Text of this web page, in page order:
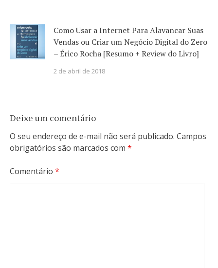
Como Usar a Internet Para Alavancar Suas
Vendas ou Criar um Negócio Digital do Zero
– Érico Rocha [Resumo + Review do Livro]
2 de abril de 2018
Deixe um comentário
O seu endereço de e-mail não será publicado. Campos
obrigatórios são marcados com *
Comentário *